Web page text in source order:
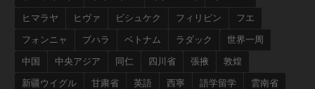
ヒマラヤ ヒヴァ ビシュケク フィリピン フエ
フォンニャ ブハラ ベトナム ラダック 世界一周
中国 中央アジア 同仁 四川省 張掖 敦煌
新疆ウイグル 甘粛省 英語 西寧 語学留学 雲南省